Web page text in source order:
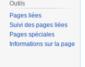
Outils
Pages liées
Suivi des pages liées
Pages spéciales
Informations sur la page